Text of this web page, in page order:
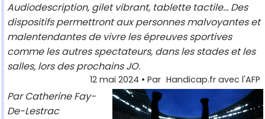
Audiodescription, gilet vibrant, tablette tactile... Des
dispositifs permettront aux personnes malvoyantes et
malentendantes de vivre les épreuves sportives
comme les autres spectateurs, dans les stades et les
salles, lors des prochains JO.
12 mai 2024 • Par Handicap.fr avec l'AFP
Par Catherine Fay-
De-Lestrac